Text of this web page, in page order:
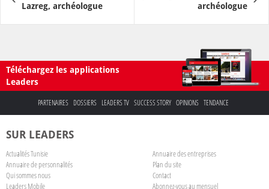
Lazreg, archéologue
archéologue
Téléchargez les applications
Leaders
PARTENAIRES DOSSIERS LEADERS TV SUCCESS STORY OPINIONS TENDANCE
SUR LEADERS
Actualités Tunisie
Annuaire des entreprises
Annuaire de personnalités
Plan du site
Qui sommes nous
Contact
Leaders Mobile
Abonnez-vous au mensuel